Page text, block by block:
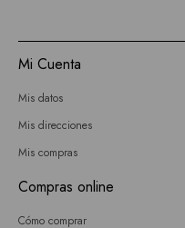
Mi Cuenta
Mis datos
Mis direcciones
Mis compras
Compras online
Cómo comprar